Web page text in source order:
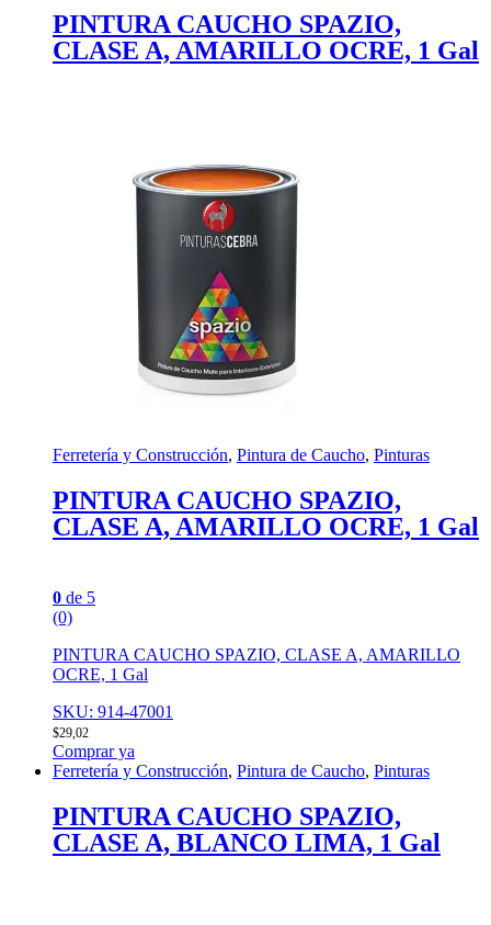
PINTURA CAUCHO SPAZIO,
CLASE A, AMARILLO OCRE, 1 Gal
Ferretería y Construcción, Pintura de Caucho, Pinturas
PINTURA CAUCHO SPAZIO,
CLASE A, AMARILLO OCRE, 1 Gal
0 de 5
(0)
PINTURA CAUCHO SPAZIO, CLASE A, AMARILLO
OCRE, 1 Gal
SKU: 914-47001
$29,02
Comprar ya
Ferretería y Construcción, Pintura de Caucho, Pinturas
PINTURA CAUCHO SPAZIO,
CLASE A, BLANCO LIMA, 1 Gal